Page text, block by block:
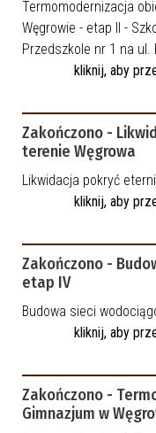
Termomodernizacja
Węgrowie - etap II -
Przedszkole nr 1 na ul.
kliknij, aby
Zakończono -
terenie Węgrowa
Likwidacja pokryć
kliknij, aby
Zakończono -
etap IV
Budowa sieci
kliknij, aby
Zakończono -
Gimnazjum w